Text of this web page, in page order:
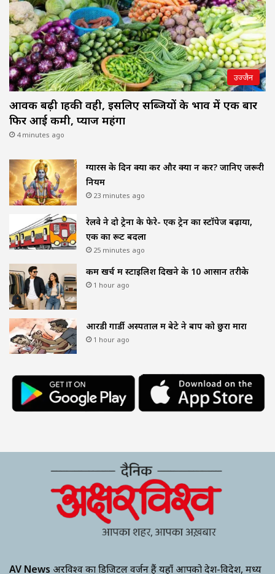
उज्जैन
आवक बढ़ी ग्राहकी वही, इसलिए सब्जियों के भाव में एक बार
फिर आई कमी, प्याज महंगा
4 minutes ago
ग्यारस के दिन क्या करें और क्या न करें? जानिए जरूरी
नियम
23 minutes ago
रेलवे ने दो ट्रेनों के फेरे- एक ट्रेन का स्टॉपेज बढ़ाया,
एक का रूट बदला
25 minutes ago
कम खर्च में स्टाइलिश दिखने के 10 आसान तरीके
1 hour ago
आरडी गार्डी अस्पताल में बेटे ने बाप को छुरा मारा
1 hour ago
AV News अक्षरविश्व का डिजिटल वर्जन हैं यहाँ आपको देश-विदेश, मध्य